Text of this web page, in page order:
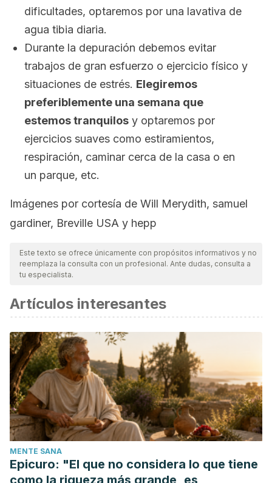
dificultades, optaremos por una lavativa de
agua tibia diaria.
Durante la depuración debemos evitar
trabajos de gran esfuerzo o ejercicio físico y
situaciones de estrés. Elegiremos
preferiblemente una semana que
estemos tranquilos y optaremos por
ejercicios suaves como estiramientos,
respiración, caminar cerca de la casa o en
un parque, etc.
Imágenes por cortesía de Will Merydith, samuel
gardiner, Breville USA y hepp
Este texto se ofrece únicamente con propósitos informativos y no
reemplaza la consulta con un profesional. Ante dudas, consulta a
tu especialista.
Artículos interesantes
MENTE SANA
Epicuro: "El que no considera lo que tiene
como la riqueza más grande, es